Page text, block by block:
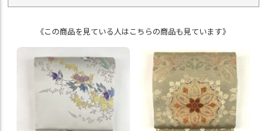
《この商品を見ている人はこちらの商品も見ています》